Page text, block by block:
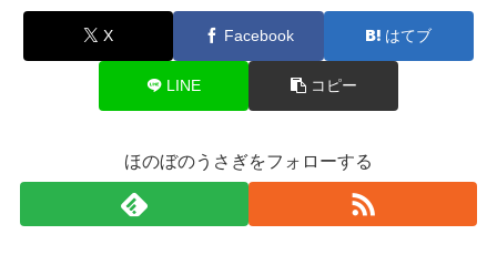
X Facebook はてブ
LINE コピー
ほのぼのうさぎをフォローする